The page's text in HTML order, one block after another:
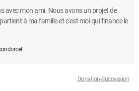
avec mon ami. Nous avons un projet de
à ma famille et c'est moi qui finance le
Donation-Succession